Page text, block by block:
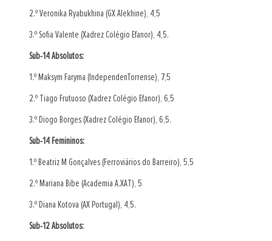
2.º Veronika Ryabukhina (GX Alekhine), 4,5
3.º Sofia Valente (Xadrez Colégio Efanor), 4,5.
Sub-14 Absolutos:
1.º Maksym Faryma (IndependenTorrense), 7,5
2.º Tiago Frutuoso (Xadrez Colégio Efanor), 6,5
3.º Diogo Borges (Xadrez Colégio Efanor), 6,5.
Sub-14 Femininos:
1.º Beatriz M Gonçalves (Ferroviários do Barreiro), 5,5
2.º Mariana Bibe (Academia A.XAT), 5
3.º Diana Kotova (AX Portugal), 4,5.
Sub-12 Absolutos: